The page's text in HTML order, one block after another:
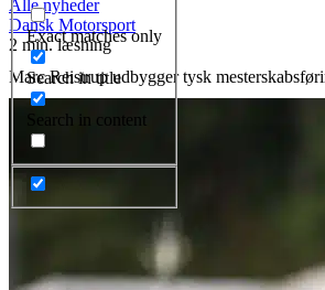
Exact matches only
Search in title
Search in content
Alle nyheder
Dansk Motorsport
2 min. læsning
Marc Reistrup udbygger tysk